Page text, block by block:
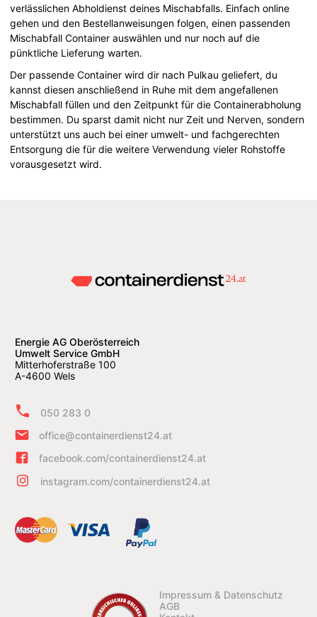
verlässlichen Abholdienst deines Mischabfalls. Einfach online
gehen und den Bestellanweisungen folgen, einen passenden
Mischabfall Container auswählen und nur noch auf die
pünktliche Lieferung warten.
Der passende Container wird dir nach Pulkau geliefert, du
kannst diesen anschließend in Ruhe mit dem angefallenen
Mischabfall füllen und den Zeitpunkt für die Containerabholung
bestimmen. Du sparst damit nicht nur Zeit und Nerven, sondern
unterstützt uns auch bei einer umwelt- und fachgerechten
Entsorgung die für die weitere Verwendung vieler Rohstoffe
vorausgesetzt wird.
Energie AG Oberösterreich
Umwelt Service GmbH
Mitterhoferstraße 100
A-4600 Wels
050 283 0
office@containerdienst24.at
facebook.com/containerdienst24.at
instagram.com/containerdienst24.at
Impressum & Datenschutz
AGB